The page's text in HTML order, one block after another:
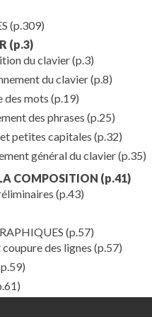
(p.309)
(p.3)
du clavier(p.3)
du clavier(p.8)
des mots (p.19)
des phrases (p.25)
petites capitales (p.32)
général du clavier(p.35)
COMPOSITION (p.41)
(p.43)
(p.57)
des lignes (p.57)